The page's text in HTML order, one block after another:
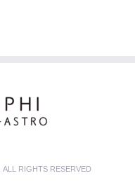
RIGHTS RESERVED